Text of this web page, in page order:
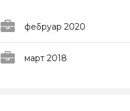
фебруар 2020
март 2018